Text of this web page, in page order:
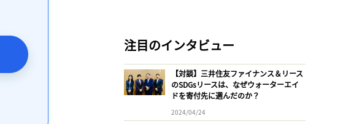
注目のインタビュー
【対談】三井住友ファイナンス＆リース
のSDGsリースは、なぜウォーターエイ
ドを寄付先に選んだのか？
2024/04/24